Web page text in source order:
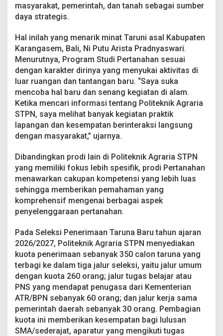
masyarakat, pemerintah, dan tanah sebagai sumber
daya strategis.
Hal inilah yang menarik minat Taruni asal Kabupaten
Karangasem, Bali, Ni Putu Arista Pradnyaswari.
Menurutnya, Program Studi Pertanahan sesuai
dengan karakter dirinya yang menyukai aktivitas di
luar ruangan dan tantangan baru. “Saya suka
mencoba hal baru dan senang kegiatan di alam.
Ketika mencari informasi tentang Politeknik Agraria
STPN, saya melihat banyak kegiatan praktik
lapangan dan kesempatan berinteraksi langsung
dengan masyarakat,” ujarnya.
Dibandingkan prodi lain di Politeknik Agraria STPN
yang memiliki fokus lebih spesifik, prodi Pertanahan
menawarkan cakupan kompetensi yang lebih luas
sehingga memberikan pemahaman yang
komprehensif mengenai berbagai aspek
penyelenggaraan pertanahan.
Pada Seleksi Penerimaan Taruna Baru tahun ajaran
2026/2027, Politeknik Agraria STPN menyediakan
kuota penerimaan sebanyak 350 calon taruna yang
terbagi ke dalam tiga jalur seleksi, yaitu jalur umum
dengan kuota 260 orang; jalur tugas belajar atau
PNS yang mendapat penugasa dari Kementerian
ATR/BPN sebanyak 60 orang; dan jalur kerja sama
pemerintah daerah sebanyak 30 orang. Pembagian
kuota ini memberikan kesempatan bagi lulusan
SMA/sederajat, aparatur yang mengikuti tugas